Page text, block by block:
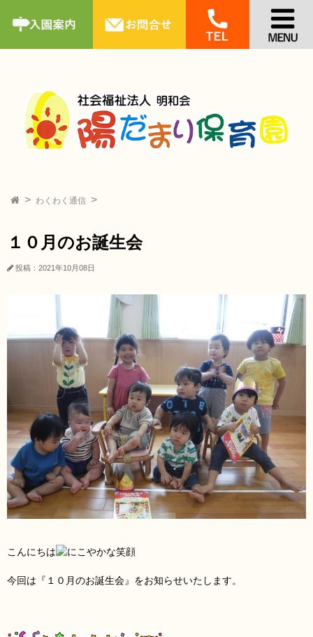
わくわく通信
１０月のお誕生会
投稿：2021年10月08日
こんにちは
今回は『１０月のお誕生会』をお知らせいたします。